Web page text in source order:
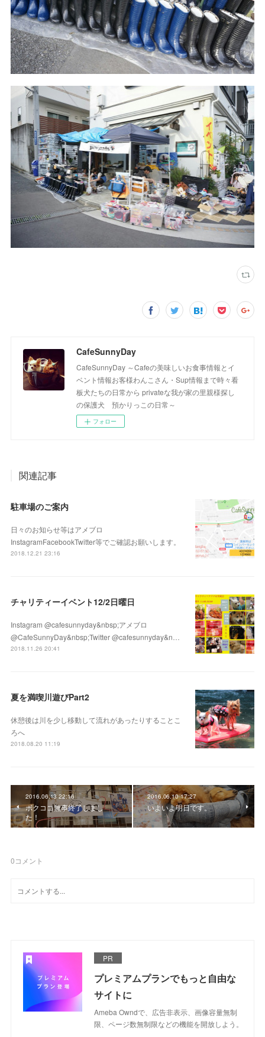
CafeSunnyDay
CafeSunnyDay ～Cafeの美味しいお食事情報とイ
ベント情報お客様わんこさん・Sup情報まで時々看
板犬たちの日常から privateな我が家の里親様探し
の保護犬 預かりっこの日常～
フォロー
関連記事
駐車場のご案内
日々のお知らせ等はアメブロ
InstagramFacebookTwitter等でご確認お願いします。
2018.12.21 23:16
チャリティーイベント12/2日曜日
Instagram @cafesunnyday&nbsp;アメブロ
@CafeSunnyDay&nbsp;Twitter @cafesunnyday&n…
2018.11.26 20:41
夏を満喫川遊びPart2
休憩後は川を少し移動して流れがあったりすることこ
ろへ
2018.08.20 11:19
2016.06.13 22:16
ボクココ無事終了しまし
た！
2016.06.10 17:27
いよいよ明日です。
0コメント
PR
プレミアムプランでもっと自由な
サイトに
Ameba Owndで、広告非表示、画像容量無制
限、ページ数無制限などの機能を開放しよう。